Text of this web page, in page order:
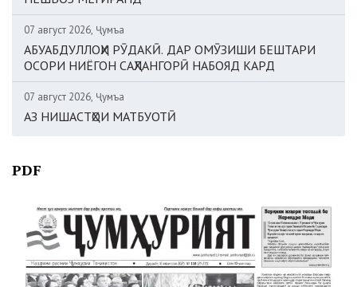
07 август 2026, Ҷумъа
АБУАБДУЛЛОҲИ РӮДАКӢ. ДАР ОМӮЗИШИ БЕШТАРИ
ОСОРИ НИЁГОН САҲЛАНГОРӢ НАБОЯД КАРД
07 август 2026, Ҷумъа
АЗ НИШАСТҲОИ МАТБУОТӢ
PDF